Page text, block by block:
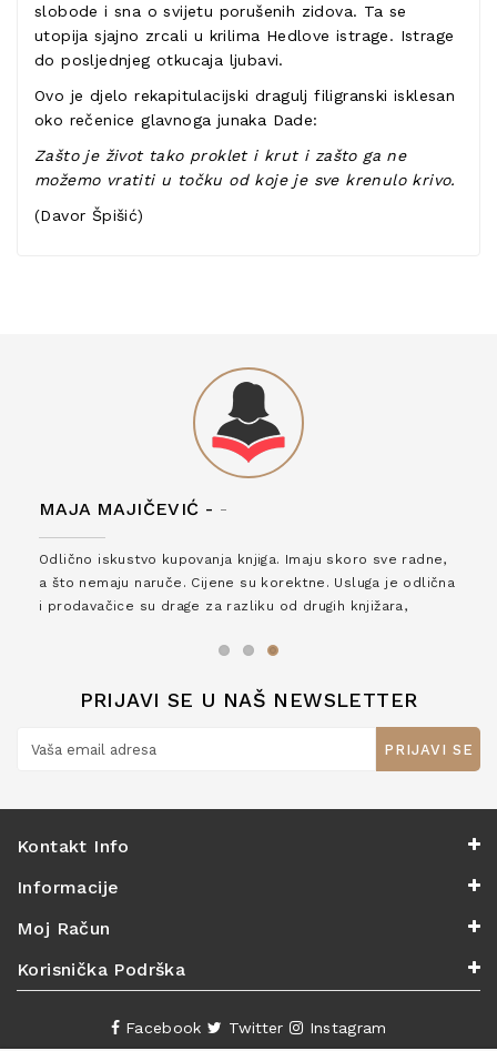
slobode i sna o svijetu porušenih zidova. Ta se
utopija sjajno zrcali u krilima Hedlove istrage. Istrage
do posljednjeg otkucaja ljubavi.
Ovo je djelo rekapitulacijski dragulj filigranski isklesan
oko rečenice glavnoga junaka Dade:
Zašto je život tako proklet i krut i zašto ga ne
možemo vratiti u točku od koje je sve krenulo krivo.
(Davor Špišić)
MAJA MAJIČEVIĆ - -
Odlično iskustvo kupovanja knjiga. Imaju skoro sve radne,
a što nemaju naruče. Cijene su korektne. Usluga je odlična
i prodavačice su drage za razliku od drugih knjižara,
PRIJAVI SE U NAŠ NEWSLETTER
PRIJAVI SE
Kontakt Info
Informacije
Moj Račun
Korisnička Podrška
Facebook Twitter Instagram